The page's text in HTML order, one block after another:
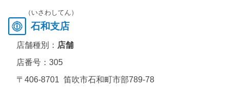
（いさわしてん）
石和支店
店舗種別： 店舗
店番号：305
〒406-8701 笛吹市石和町市部789-78